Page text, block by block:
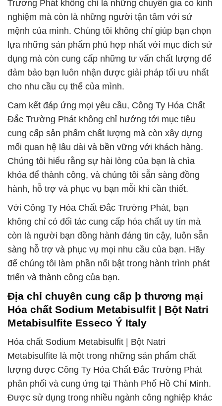
Trường Phát không chỉ là những chuyên gia có kinh
nghiệm mà còn là những người tận tâm với sứ
mệnh của mình. Chúng tôi không chỉ giúp bạn chọn
lựa những sản phẩm phù hợp nhất với mục đích sử
dụng mà còn cung cấp những tư vấn chất lượng để
đảm bảo bạn luôn nhận được giải pháp tối ưu nhất
cho nhu cầu cụ thể của mình.
Cam kết đáp ứng mọi yêu cầu, Công Ty Hóa Chất
Đắc Trường Phát không chỉ hướng tới mục tiêu
cung cấp sản phẩm chất lượng mà còn xây dựng
mối quan hệ lâu dài và bền vững với khách hàng.
Chúng tôi hiểu rằng sự hài lòng của bạn là chìa
khóa để thành công, và chúng tôi sẵn sàng đồng
hành, hỗ trợ và phục vụ bạn mỗi khi cần thiết.
Với Công Ty Hóa Chất Đắc Trường Phát, bạn
không chỉ có đối tác cung cấp hóa chất uy tín mà
còn là người bạn đồng hành đáng tin cậy, luôn sẵn
sàng hỗ trợ và phục vụ mọi nhu cầu của bạn. Hãy
để chúng tôi làm phần nổi bật trong hành trình phát
triển và thành công của bạn.
Địa chỉ chuyên cung cấp þ thương mại
Hóa chất Sodium Metabisulfit | Bột Natri
Metabisulfite Esseco Ý Italy
Hóa chất Sodium Metabisulfit | Bột Natri
Metabisulfite là một trong những sản phẩm chất
lượng được Công Ty Hóa Chất Đắc Trường Phát
phân phối và cung ứng tại Thành Phố Hồ Chí Minh.
Được sử dụng trong nhiều ngành công nghiệp khác